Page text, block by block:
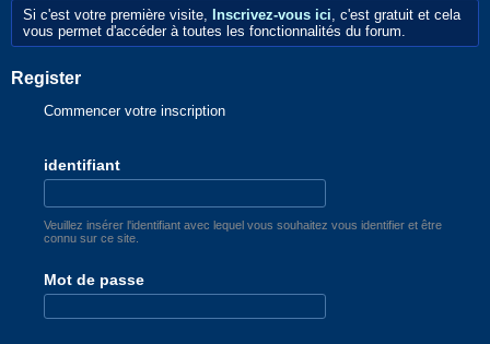
Si c'est votre première visite, Inscrivez-vous ici, c'est gratuit et cela
vous permet d'accéder à toutes les fonctionnalités du forum.
Register
Commencer votre inscription
identifiant
Veuillez insérer l'identifiant avec lequel vous souhaitez vous identifier et être
connu sur ce site.
Mot de passe